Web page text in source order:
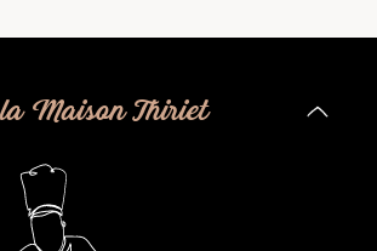
la Maison Thiriet